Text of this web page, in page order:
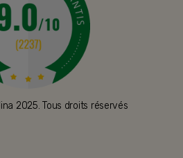
2025. Tous droits réservés